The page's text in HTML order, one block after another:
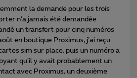
la demande pour les trois
n’a jamais été demandée
un transfert pour cinq numéros
en boutique Proximus, j’ai reçu
sim sur place, puis un numéro a
qu’il y avait probablement un
avec Proximus, un deuxième